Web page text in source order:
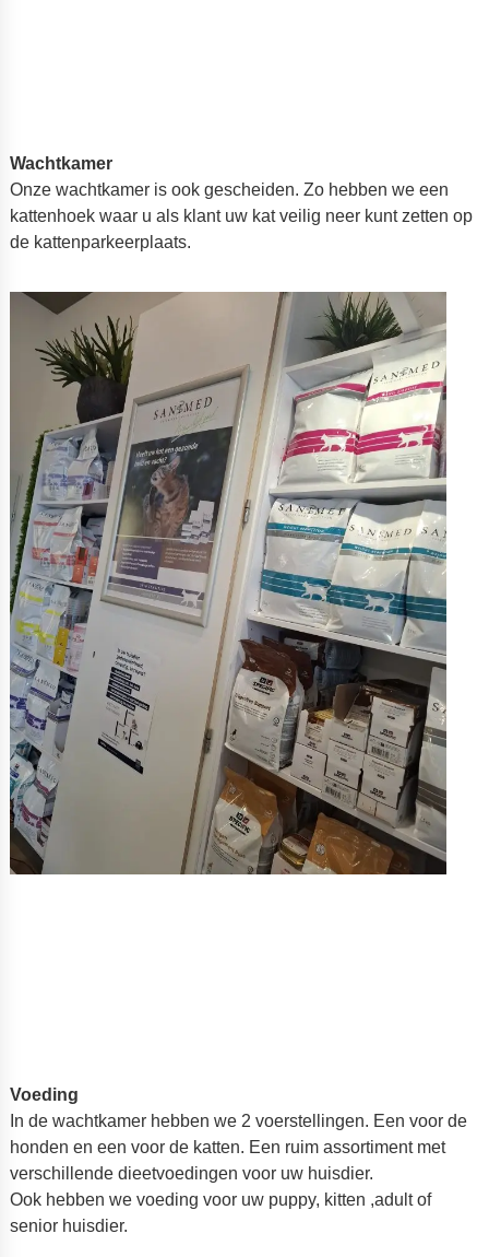
Wachtkamer
Onze wachtkamer is ook gescheiden. Zo hebben we een
kattenhoek waar u als klant uw kat veilig neer kunt zetten op
de kattenparkeerplaats.
Voeding
In de wachtkamer hebben we 2 voerstellingen. Een voor de
honden en een voor de katten. Een ruim assortiment met
verschillende dieetvoedingen voor uw huisdier.
Ook hebben we voeding voor uw puppy, kitten ,adult of
senior huisdier.